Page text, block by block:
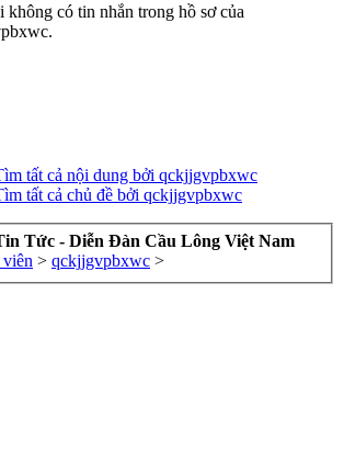
không có tin nhắn trong hồ sơ của
tất cả nội dung bởi qckjjgvpbxwc
tất cả chủ đề bởi qckjjgvpbxwc
Tức - Diễn Đàn Cầu Lông Việt Nam
> qckjjgvpbxwc >